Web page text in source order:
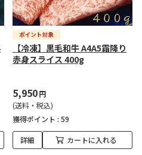
【冷凍】黒毛和牛 A4A5霜降り
赤身スライス 400g
5,950円
(送料・税込)
獲得ポイント : 59
詳細 カートに入れる